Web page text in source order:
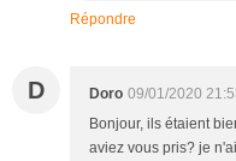
Répondre
D Doro 09/01/2020
Bonjour, ils étaient
aviez vous pris? je